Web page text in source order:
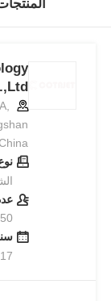
,
50~100 الناس